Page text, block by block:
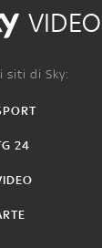
VIDEO
siti di Sky:
24